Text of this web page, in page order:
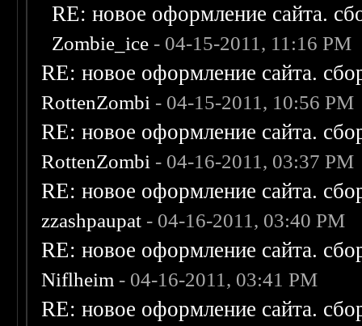
RE: новое оформление сайта.
Zombie_ice - 04-15-2011, 11:16 PM
RE: новое оформление сайта.
RottenZombi - 04-15-2011, 10:56 PM
RE: новое оформление сайта.
RottenZombi - 04-16-2011, 03:37 PM
RE: новое оформление сайта.
zzashpaupat - 04-16-2011, 03:40 PM
RE: новое оформление сайта.
Niflheim - 04-16-2011, 03:41 PM
RE: новое оформление сайта.